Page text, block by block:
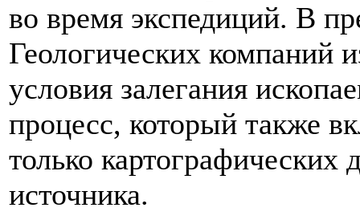
во время экспедиций. В
Геологических компаний
условия залегания
процесс, который также
только картографических
источника.